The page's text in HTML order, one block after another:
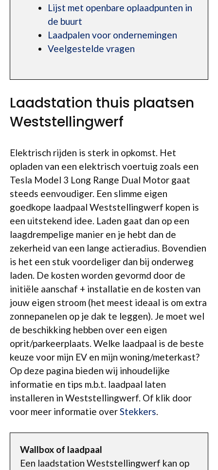
Lijst met openbare oplaadpunten in
de buurt
Laadpalen voor ondernemingen
Veelgestelde vragen
Laadstation thuis plaatsen
Weststellingwerf
Elektrisch rijden is sterk in opkomst. Het
opladen van een elektrisch voertuig zoals een
Tesla Model 3 Long Range Dual Motor gaat
steeds eenvoudiger. Een slimme eigen
goedkope laadpaal Weststellingwerf kopen is
een uitstekend idee. Laden gaat dan op een
laagdrempelige manier en je hebt dan de
zekerheid van een lange actieradius. Bovendien
is het een stuk voordeliger dan bij onderweg
laden. De kosten worden gevormd door de
initiële aanschaf + installatie en de kosten van
jouw eigen stroom (het meest ideaal is om extra
zonnepanelen op je dak te leggen). Je moet wel
de beschikking hebben over een eigen
oprit/parkeerplaats. Welke laadpaal is de beste
keuze voor mijn EV en mijn woning/meterkast?
Op deze pagina bieden wij inhoudelijke
informatie en tips m.b.t. laadpaal laten
installeren in Weststellingwerf. Of klik door
voor meer informatie overStekkers.
Wallbox of laadpaal
Een laadstation Weststellingwerf kan op